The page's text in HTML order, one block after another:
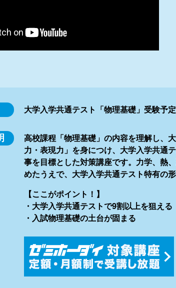
大学入学共通テスト「物理基礎」受験予
高校課程「物理基礎」の内容を理解し、
力・表現力」を身につけ、大学入学共通
事を目標とした対策講座です。力学、熱
めたうえで、大学入学共通テスト特有の
【ここがポイント！】
・大学入学共通テストで9割以上を狙える
・入試物理基礎の土台が固まる